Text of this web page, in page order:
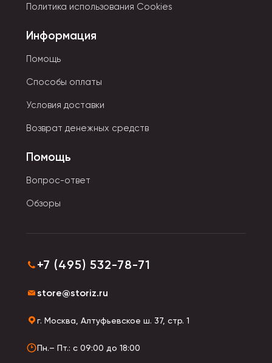
• Рамочный замок.
• Кнопки. Пуговицы.
• Тонкий ремень или шнурок.
Ручки на сумках тоже разнообразны по своим
характеристикам:
• Регулируемые.
• В виде широкого ремня.
• Короткие (одна или две).
• Короткая петлевая ручка.
магнитофона, мордочки сказочного Единорога.
пайетками, модными кожаными вставками. Особенно
популярны сумки-мягкая игрушка.
Сумки для детей сшиты из безопасных
Политика использования Cookies
Информация
Помощь
Способы оплаты
Условия доставки
Возврат денежных средств
Помощь
Вопрос-ответ
Обзоры
+7 (495) 532-78-71
store@storiz.ru
г. Москва, Алтуфьевское ш. 37, стр. 1
Пн.– Пт.: с 09:00 до 18:00